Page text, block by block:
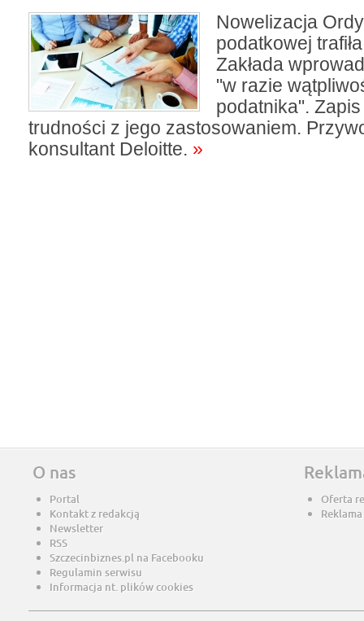
Nowelizacja
podatkowej
Zakłada
"w razie
podatnika".
trudności z jego zastosowaniem.
konsultant Deloitte. »
O nas
Portal
Kontakt z redakcją
Newsletter
RSS
Szczecinbiznes.pl na Facebooku
Regulamin serwisu
Informacja nt. plików cookies
Oferta